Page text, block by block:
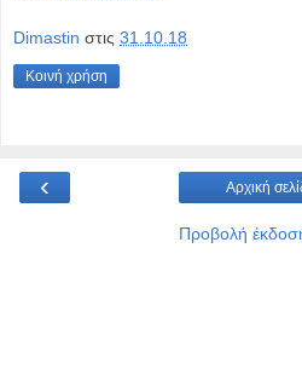
Dimastin στις 31.10.18
Κοινή χρήση
‹ Αρχική
Προβολή